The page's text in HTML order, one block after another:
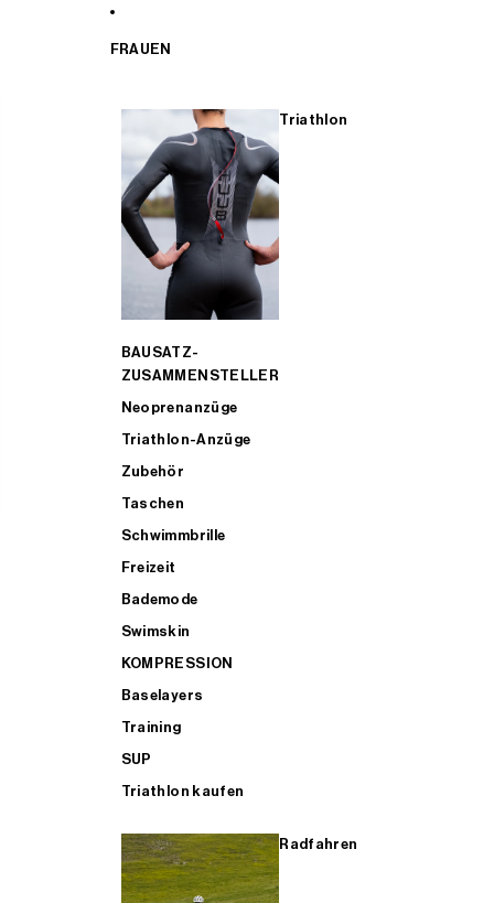
FRAUEN
Triathlon
BAUSATZ-
ZUSAMMENSTELLER
Neoprenanzüge
Triathlon-Anzüge
Zubehör
Taschen
Schwimmbrille
Freizeit
Bademode
Swimskin
KOMPRESSION
Baselayers
Training
SUP
Triathlon kaufen
Radfahren